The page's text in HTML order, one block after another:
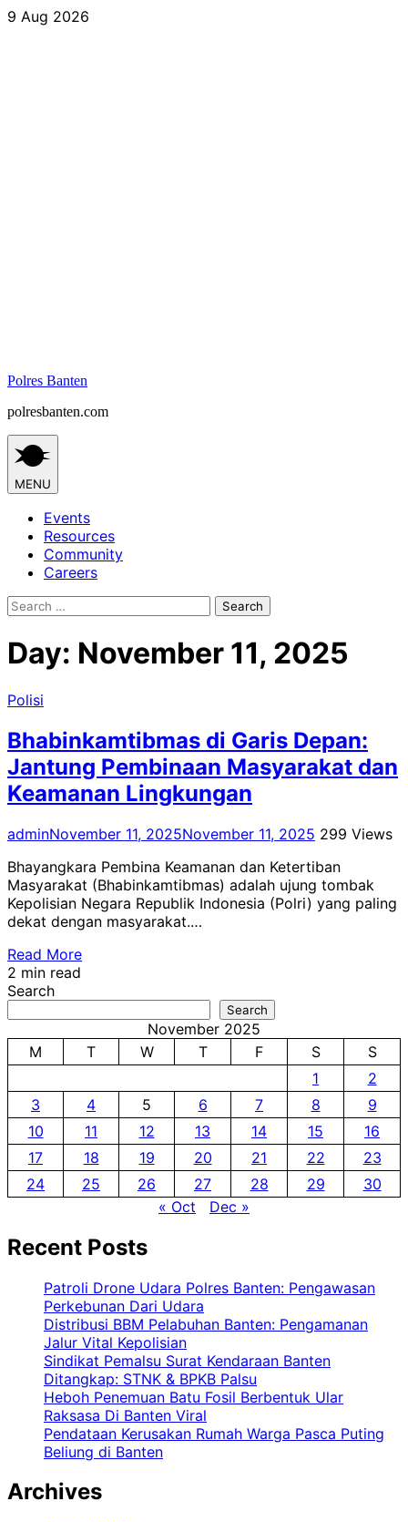
Skip
9 Aug 2026
Polres Banten
polresbanten.com
MENU
Events
Resources
Community
Careers
Search
Day: November 11, 2025
Polisi
Bhabinkamtibmas di Garis Depan:
Jantung Pembinaan Masyarakat dan
Keamanan Lingkungan
adminNovember 11, 2025November 11, 2025 299 Views
Bhayangkara Pembina Keamanan dan Ketertiban
Masyarakat (Bhabinkamtibmas) adalah ujung tombak
Kepolisian Negara Republik Indonesia (Polri) yang paling
dekat dengan masyarakat.…
Read More
2 min read
Search
Search
November 2025
M
T W T F S
S
1
2
3
4 5 6 7 8
9
10
11 12 13 14 15
16
17
18 19 20 21 22
23
24
25 26 27 28 29
30
« Oct
Dec »
Recent Posts
Patroli Drone Udara Polres Banten: Pengawasan
Perkebunan Dari Udara
Distribusi BBM Pelabuhan Banten: Pengamanan
Jalur Vital Kepolisian
Sindikat Pemalsu Surat Kendaraan Banten
Ditangkap: STNK & BPKB Palsu
Heboh Penemuan Batu Fosil Berbentuk Ular
Raksasa Di Banten Viral
Pendataan Kerusakan Rumah Warga Pasca Puting
Beliung di Banten
Archives